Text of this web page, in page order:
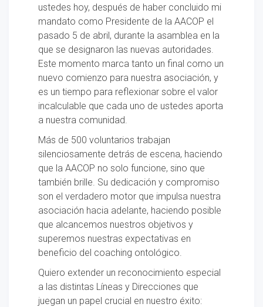
ustedes hoy, después de haber concluido mi
mandato como Presidente de la AACOP el
pasado 5 de abril, durante la asamblea en la
que se designaron las nuevas autoridades.
Este momento marca tanto un final como un
nuevo comienzo para nuestra asociación, y
es un tiempo para reflexionar sobre el valor
incalculable que cada uno de ustedes aporta
a nuestra comunidad.
Más de 500 voluntarios trabajan
silenciosamente detrás de escena, haciendo
que la AACOP no solo funcione, sino que
también brille. Su dedicación y compromiso
son el verdadero motor que impulsa nuestra
asociación hacia adelante, haciendo posible
que alcancemos nuestros objetivos y
superemos nuestras expectativas en
beneficio del coaching ontológico.
Quiero extender un reconocimiento especial
a las distintas Líneas y Direcciones que
juegan un papel crucial en nuestro éxito: